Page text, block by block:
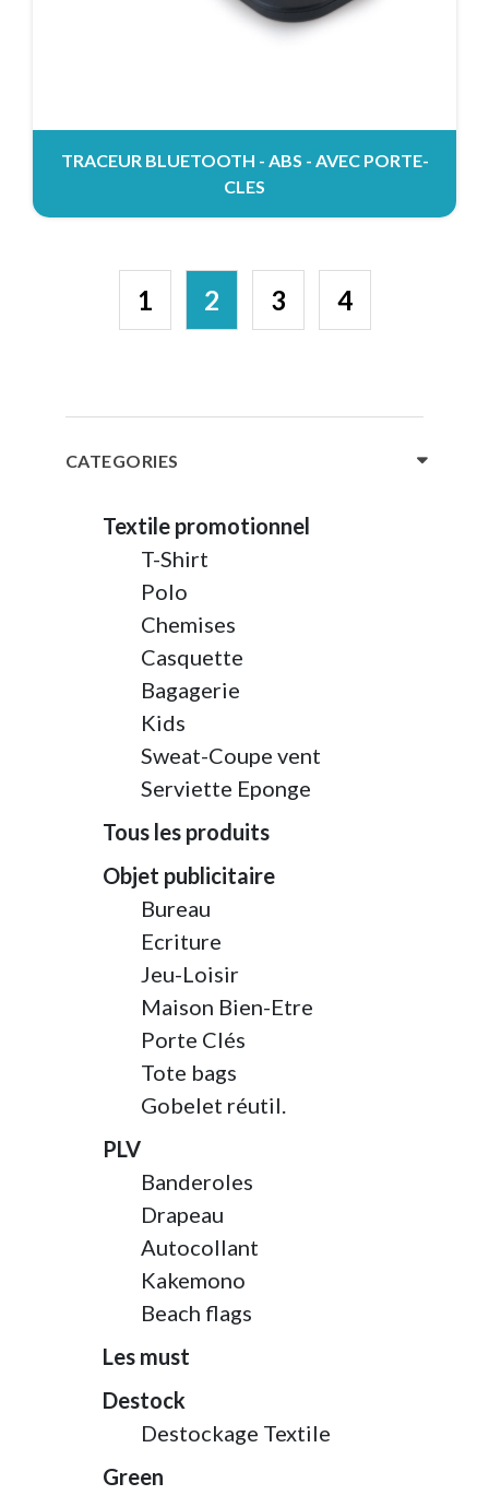
CATEGORIES
Textile promotionnel
T-Shirt
Polo
Chemises
Casquette
Bagagerie
Kids
Sweat-Coupe vent
Serviette Eponge
Tous les produits
Objet publicitaire
Bureau
Ecriture
Jeu-Loisir
Maison Bien-Etre
Porte Clés
Tote bags
Gobelet réutil.
PLV
Banderoles
Drapeau
Autocollant
Kakemono
Beach flags
Les must
Destock
Destockage Textile
Green
TRACEUR BLUETOOTH - ABS - AVEC PORTE-
CLES
1 2 3 4